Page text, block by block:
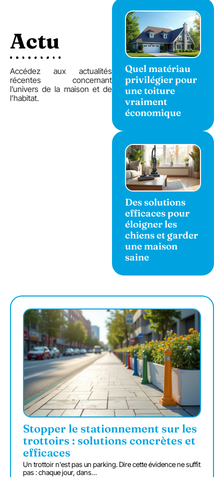
Actu
Accédez aux actualités
récentes concernant
l’univers de la maison et de
l’habitat.
Quel matériau
privilégier pour
une toiture
vraiment
économique
Des solutions
efficaces pour
éloigner les
chiens et garder
une maison
saine
Stopper le stationnement sur les
trottoirs : solutions concrètes et
efficaces
Un trottoir n'est pas un parking. Dire cette évidence ne suffit
pas : chaque jour, dans…